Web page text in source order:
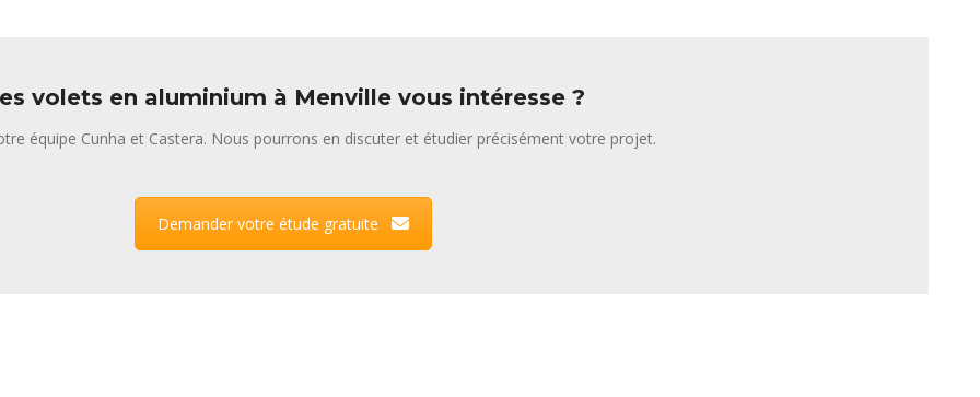
volets en aluminium à Menville vous intéresse ?
équipe Cunha et Castera. Nous pourrons en discuter et étudier précisément votre projet.
Demander votre étude gratuite